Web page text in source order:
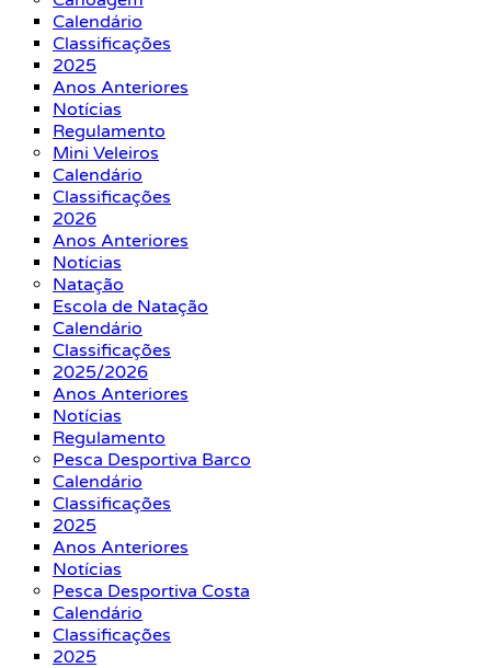
Calendário
Classificações
2025
Anos Anteriores
Notícias
Regulamento
Mini Veleiros
Calendário
Classificações
2026
Anos Anteriores
Notícias
Natação
Escola de Natação
Calendário
Classificações
2025/2026
Anos Anteriores
Notícias
Regulamento
Pesca Desportiva Barco
Calendário
Classificações
2025
Anos Anteriores
Notícias
Pesca Desportiva Costa
Calendário
Classificações
2025